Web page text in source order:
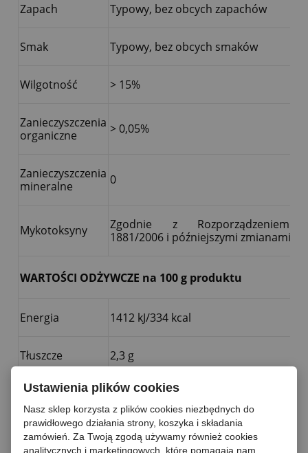
Zapach Typowy, bez obcych zapachów
Smak Typowy, bez obcych smaków
Wilgotność > 15%
Zanieczyszczenia
organiczne
> 0,05%
Zanieczyszczenia
mineralne
0
Mykotoksyny
Zgodnie z Rozporządzeniem
1881/2006 i późniejszymi zmianami
WARTOŚCI ODŻYWCZE na 100 g produktu
Energia 1412 kJ/334 kcal
Tłuszcze 2,3 g
w tym:
Nasycone Kwasy
tłuszczowe
0,5g
Ustawienia plików cookies
Nasz sklep korzysta z plików cookies niezbędnych do
prawidłowego działania strony, koszyka i składania
zamówień. Za Twoją zgodą używamy również cookies
analitycznych i marketingowych, które pomagają nam